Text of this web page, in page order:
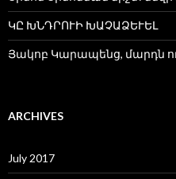
ԿԸ ԽՆԴՐՈՒԻ ԽԱՉԱՁԵՒԵԼ
Յակոբ Կարապենց, մարդն ու
ARCHIVES
July 2017